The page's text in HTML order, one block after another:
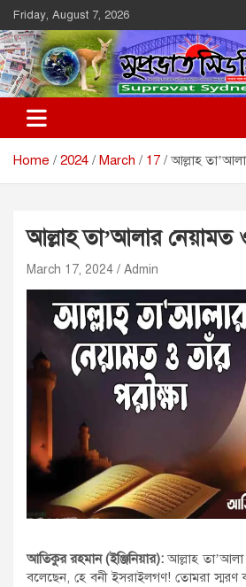
Skip
to
content
Friday, August 7, 2026
Suprovat Sydney
The Leading Bangladesh Community
Home 2024 March 17 আল্লাহ
আল্লাহ তা’আলার নেয়ামত
March 17, 2024 Admin
আতিকুর রহমান (ইঞ্জিনিয়ার):আল্লাহ তা’আলা
বলেছেন, হে বনী ইসরাইলগণ! তোমরা